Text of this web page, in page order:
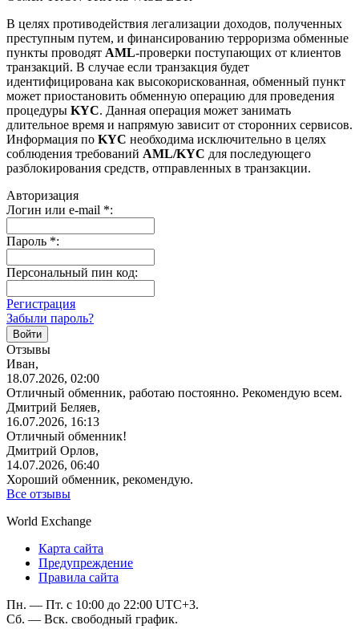
В целях противодействия легализации доходов, полученных
преступным путем, и финансированию терроризма обменные
пункты проводят AML-проверки поступающих от клиентов
транзакций. В случае если транзакция будет
идентифицирована как высокорискованная, обменный пункт
может приостановить обменную операцию для проведения
процедуры KYC. Данная операция может занимать
длительное время и напрямую зависит от сторонних сервисов.
Информация по KYC необходима исключительно в целях
соблюдения требований AML/KYC для последующего
разблокирования средств, отправленных в транзакции.
Авторизация
Логин или e-mail *:
Пароль *:
Персональный пин код:
Регистрация
Забыли пароль?
Отзывы
Иван,
18.07.2026, 02:00
Отличный обменник, работаю постоянно. Рекомендую всем.
Дмитрий Беляев,
16.07.2026, 16:13
Отличный обменник!
Дмитрий Орлов,
14.07.2026, 06:40
Хороший обменник, рекомендую.
Все отзывы
World Exchange
Карта сайта
Предупреждение
Правила сайта
Пн. — Пт. с 10:00 до 22:00 UTC+3.
Сб. — Вск. свободный график.